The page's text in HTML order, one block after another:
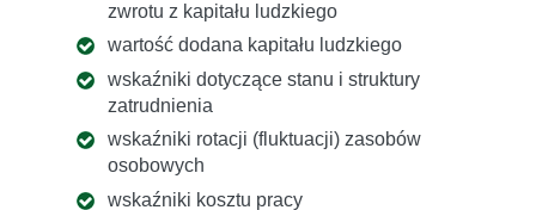
zwrotu z kapitału ludzkiego
wartość dodana kapitału ludzkiego
wskaźniki dotyczące stanu i struktury
zatrudnienia
wskaźniki rotacji (fluktuacji) zasobów
osobowych
wskaźniki kosztu pracy